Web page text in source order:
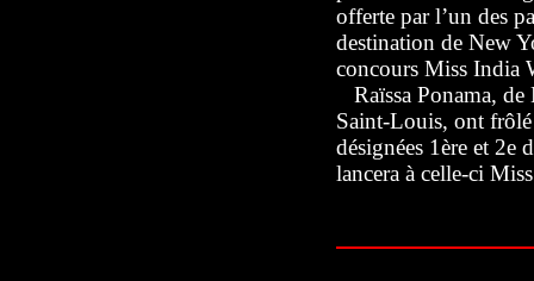
offerte par l’un des
destination de New
concours Miss India
Raïssa Ponama,
Saint-Louis, ont frôlé
désignées 1ère et 2e
lancera à celle-ci